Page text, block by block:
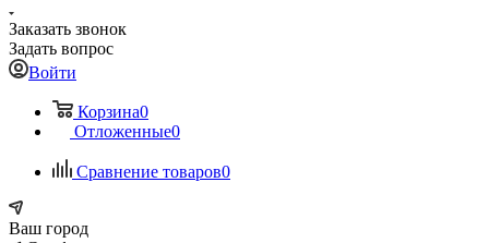
Заказать звонок
Задать вопрос
Войти
Корзина0
Отложенные0
Сравнение товаров0
Ваш город